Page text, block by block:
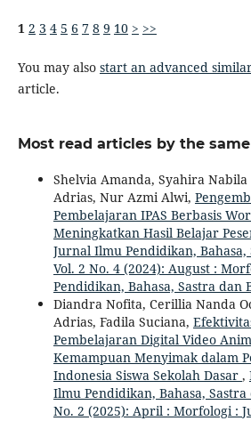
1 2 3 4 5 6 7 8 9 10 > >>
You may also start an advanced
article.
Most read articles by the
Shelvia Amanda, Syahira
Adrias, Nur Azmi Alwi,
Pembelajaran IPAS Berbasis
Meningkatkan Hasil Belajar
Jurnal Ilmu Pendidikan, Bahasa,
Vol. 2 No. 4 (2024): August :
Pendidikan, Bahasa, Sastra dan
Diandra Nofita, Cerillia Nanda
Adrias, Fadila Suciana,
Pembelajaran Digital Video
Kemampuan Menyimak dalam
Indonesia Siswa Sekolah Dasar ,
Ilmu Pendidikan, Bahasa, Sastra
No. 2 (2025): April : Morfologi :